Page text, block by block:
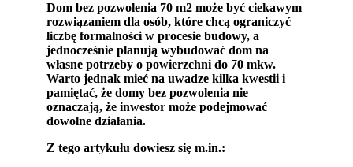
Dom bez pozwolenia 70 m2 może być ciekawym
rozwiązaniem dla osób, które chcą ograniczyć
liczbę formalności w procesie budowy, a
jednocześnie planują wybudować dom na
własne potrzeby o powierzchni do 70 mkw.
Warto jednak mieć na uwadze kilka kwestii i
pamiętać, że domy bez pozwolenia nie
oznaczają, że inwestor może podejmować
dowolne działania.
Z tego artykułu dowiesz się m.in.: